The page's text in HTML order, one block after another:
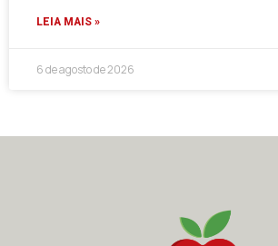
LEIA MAIS »
6 de agosto de 2026